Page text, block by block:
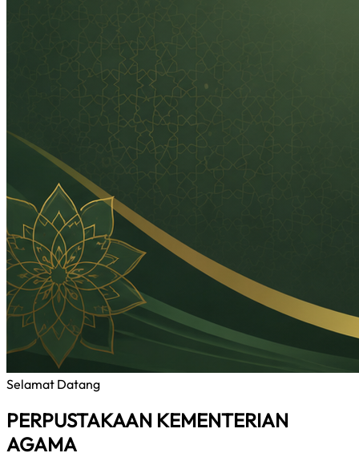
Selamat Datang
PERPUSTAKAAN KEMENTERIAN
AGAMA